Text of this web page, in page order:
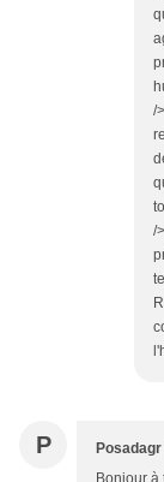
/
/
P Posadagr
Bonjour à